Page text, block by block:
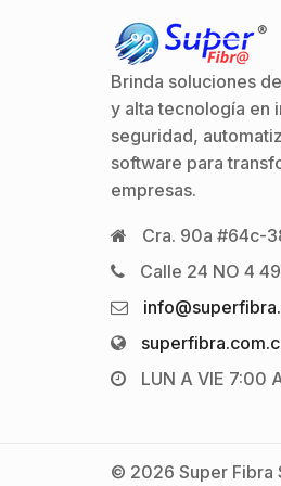
Brinda soluciones
y alta tecnología en
seguridad,
software para
empresas.
Cra. 90a #64c-
Calle 24 NO 4 49
LUN A VIE 7:00
© 2026 Super Fibra